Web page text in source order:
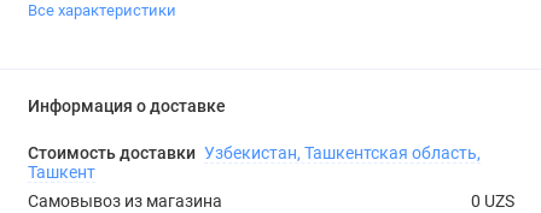
Все характеристики
Информация о доставке
Стоимость доставки Узбекистан, Ташкентская область,
Ташкент
Самовывоз из магазина
0 UZS